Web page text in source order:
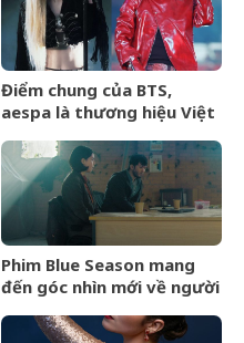
Điểm chung của BTS,
aespa là thương hiệu Việt
Phim Blue Season mang
đến góc nhìn mới về người
quốc tế